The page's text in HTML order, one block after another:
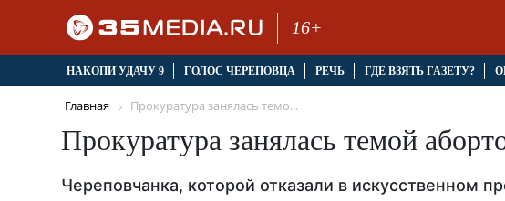
16+
НАКОПИ УДАЧУ 9 ГОЛОС ЧЕРЕПОВЦА РЕЧЬ ГДЕ ВЗЯТЬ ГАЗЕТУ?
Главная Прокуратура занялась темо...
Прокуратура занялась темой
Череповчанка, которой отказали в искусственном